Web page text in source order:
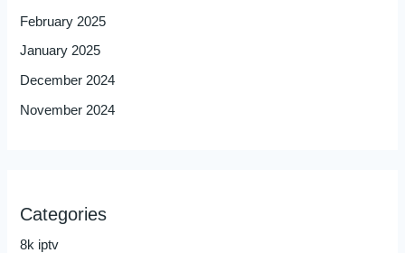
February 2025
January 2025
December 2024
November 2024
Categories
8k iptv